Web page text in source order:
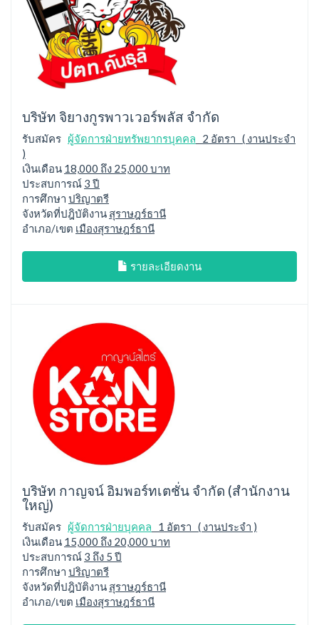
บริษัท จิยางกูรพาวเวอร์พลัส จำกัด
รับสมัคร ผู้จัดการฝ่ายทรัพยากรบุคคล 2 อัตรา ( งานประจำ
)
เงินเดือน 18,000 ถึง 25,000 บาท
ประสบการณ์ 3 ปี
การศึกษา ปริญาตรี
จังหวัดที่ปฎิบัติงาน สุราษฎร์ธานี
อำเภอ/เขต เมืองสุราษฎร์ธานี
รายละเอียดงาน
บริษัท กาญจน์ อิมพอร์ทเตชั่น จำกัด (สำนักงาน
ใหญ่)
รับสมัคร ผู้จัดการฝ่ายบุคคล 1 อัตรา ( งานประจำ )
เงินเดือน 15,000 ถึง 20,000 บาท
ประสบการณ์ 3 ถึง 5 ปี
การศึกษา ปริญาตรี
จังหวัดที่ปฎิบัติงาน สุราษฎร์ธานี
อำเภอ/เขต เมืองสุราษฎร์ธานี